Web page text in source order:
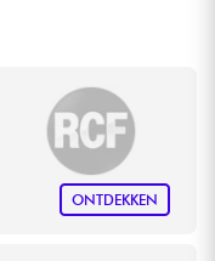
ONTDEKKEN